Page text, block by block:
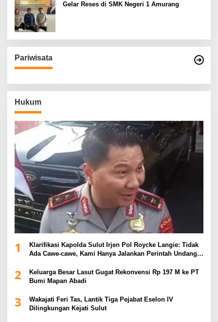
Gelar Reses di SMK Negeri 1 Amurang
Pariwisata
Hukum
1
Klarifikasi Kapolda Sulut Irjen Pol Roycke Langie: Tidak
Ada Cawe-cawe, Kami Hanya Jalankan Perintah Undang-
2
Keluarga Besar Lasut Gugat Rekonvensi Rp 197 M ke PT
Bumi Mapan Abadi
3
Wakajati Feri Tas, Lantik Tiga Pejabat Eselon IV
Dilingkungan Kejati Sulut